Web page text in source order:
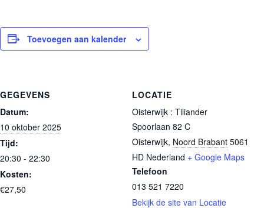
Toevoegen aan kalender
GEGEVENS
Datum:
10 oktober 2025
Tijd:
20:30 - 22:30
Kosten:
€27,50
LOCATIE
Oisterwijk : Tiliander
Spoorlaan 82 C
Oisterwijk, Noord Brabant 5061
HD Nederland + Google Maps
Telefoon
013 521 7220
Bekijk de site van Locatie